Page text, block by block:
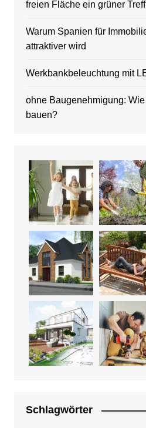
freien Fläche ein grüner
Warum Spanien für
attraktiver wird
Werkbankbeleuchtung mit
ohne Baugenehmigung:
bauen?
Schlagwörter